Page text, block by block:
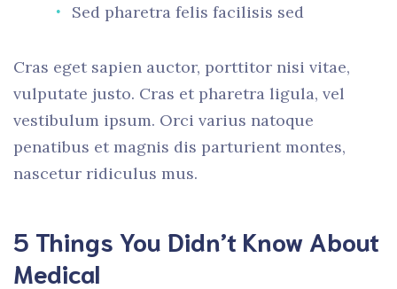
Sed pharetra felis facilisis sed
Cras eget sapien auctor, porttitor nisi vitae,
vulputate justo. Cras et pharetra ligula, vel
vestibulum ipsum. Orci varius natoque
penatibus et magnis dis parturient montes,
nascetur ridiculus mus.
5 Things You Didn’t Know About
Medical